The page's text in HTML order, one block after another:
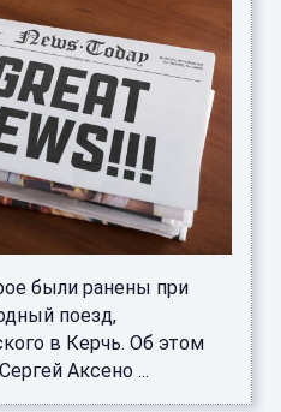
были ранены при
поезд,
в Керчь. Об этом
Аксено ...